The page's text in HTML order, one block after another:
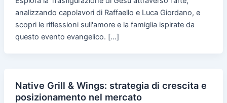
analizzando capolavori di Raffaello e Luca Giordano, e
scopri le riflessioni sull'amore e la famiglia ispirate da
questo evento evangelico. […]
Native Grill & Wings: strategia di crescita e
posizionamento nel mercato